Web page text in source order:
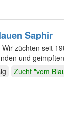
Saphir
Kater stehen
Zucht "vom